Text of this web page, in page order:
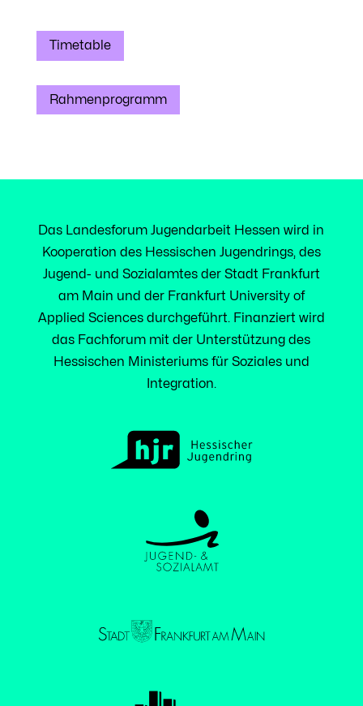
Timetable
Rahmenprogramm
Das Landesforum Jugendarbeit Hessen wird in
Kooperation des Hessischen Jugendrings, des
Jugend- und Sozialamtes der Stadt Frankfurt
am Main und der Frankfurt University of
Applied Sciences durchgeführt. Finanziert wird
das Fachforum mit der Unterstützung des
Hessischen Ministeriums für Soziales und
Integration.